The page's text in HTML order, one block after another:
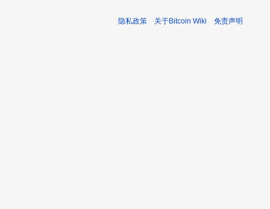
隐私政策 关于Bitcoin Wiki 免责声明